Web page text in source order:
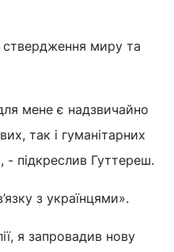
ствердження миру та
мене є надзвичайно
так і гуманітарних
підкреслив Гуттереш.
з українцями».
я запровадив нову